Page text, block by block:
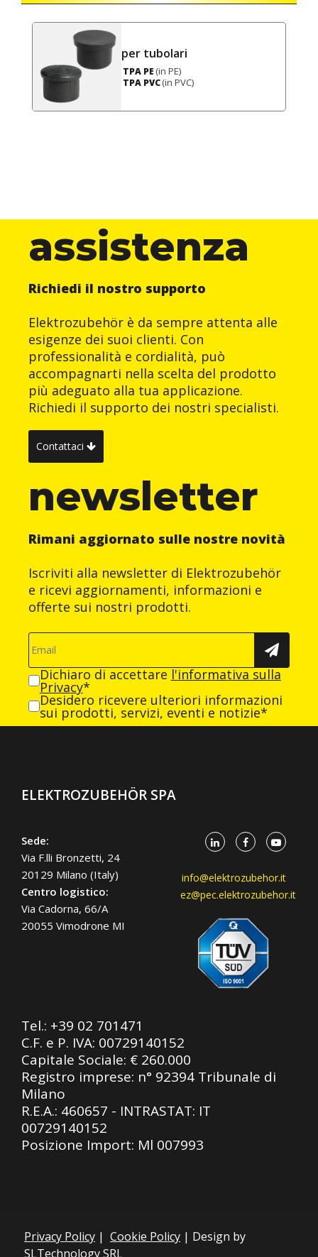
per tubolari
TPA PE (in PE)
TPA PVC (in PVC)
assistenza
Richiedi il nostro supporto
Elektrozubehör è da sempre attenta alle
esigenze dei suoi clienti. Con
professionalità e cordialità, può
accompagnarti nella scelta del prodotto
più adeguato alla tua applicazione.
Richiedi il supporto dei nostri specialisti.
Contattaci
newsletter
Rimani aggiornato sulle nostre novità
Iscriviti alla newsletter di Elektrozubehör
e ricevi aggiornamenti, informazioni e
offerte sui nostri prodotti.
Dichiaro di accettare l'informativa sulla
Privacy*
Desidero ricevere ulteriori informazioni
sui prodotti, servizi, eventi e notizie*
ELEKTROZUBEHÖR SPA
Sede:
Via F.lli Bronzetti, 24
20129 Milano (Italy)
Centro logistico:
Via Cadorna, 66/A
20055 Vimodrone MI
info@elektrozubehor.it
ez@pec.elektrozubehor.it
Tel.: +39 02 701471
C.F. e P. IVA: 00729140152
Capitale Sociale: € 260.000
Registro imprese: n° 92394 Tribunale di
Milano
R.E.A.: 460657 - INTRASTAT: IT
00729140152
Posizione Import: Ml 007993
Privacy Policy | Cookie Policy | Design by
SLTechnology SRL